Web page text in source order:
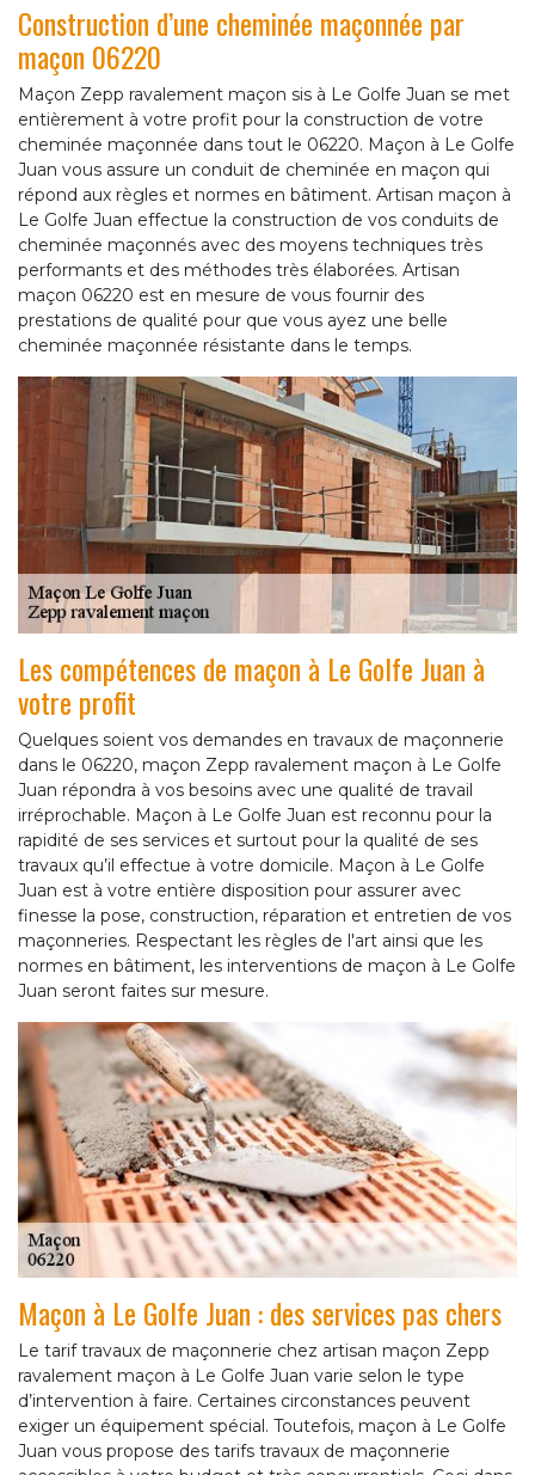
Construction d’une cheminée maçonnée par
maçon 06220
Maçon Zepp ravalement maçon sis à Le Golfe Juan se met
entièrement à votre profit pour la construction de votre
cheminée maçonnée dans tout le 06220. Maçon à Le Golfe
Juan vous assure un conduit de cheminée en maçon qui
répond aux règles et normes en bâtiment. Artisan maçon à
Le Golfe Juan effectue la construction de vos conduits de
cheminée maçonnés avec des moyens techniques très
performants et des méthodes très élaborées. Artisan
maçon 06220 est en mesure de vous fournir des
prestations de qualité pour que vous ayez une belle
cheminée maçonnée résistante dans le temps.
Les compétences de maçon à Le Golfe Juan à
votre profit
Quelques soient vos demandes en travaux de maçonnerie
dans le 06220, maçon Zepp ravalement maçon à Le Golfe
Juan répondra à vos besoins avec une qualité de travail
irréprochable. Maçon à Le Golfe Juan est reconnu pour la
rapidité de ses services et surtout pour la qualité de ses
travaux qu’il effectue à votre domicile. Maçon à Le Golfe
Juan est à votre entière disposition pour assurer avec
finesse la pose, construction, réparation et entretien de vos
maçonneries. Respectant les règles de l'art ainsi que les
normes en bâtiment, les interventions de maçon à Le Golfe
Juan seront faites sur mesure.
Maçon à Le Golfe Juan : des services pas chers
Le tarif travaux de maçonnerie chez artisan maçon Zepp
ravalement maçon à Le Golfe Juan varie selon le type
d’intervention à faire. Certaines circonstances peuvent
exiger un équipement spécial. Toutefois, maçon à Le Golfe
Juan vous propose des tarifs travaux de maçonnerie